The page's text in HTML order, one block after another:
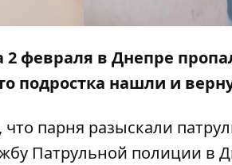
2 февраля в Днепре
подростка нашли и
парня разыскали
Патрульной полиции в